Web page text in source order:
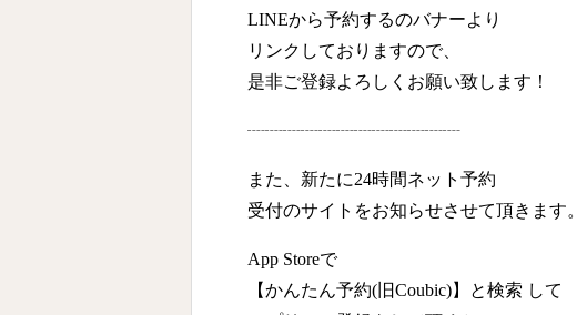
LINEから予約するのバナーより
リンクしておりますので、
是非ご登録よろしくお願い致します！
┈┈┈┈┈┈┈┈┈┈┈┈
また、新たに24時間ネット予約
受付のサイトをお知らせさせて頂きます。
App Storeで
【かんたん予約(旧Coubic)】と検索 して